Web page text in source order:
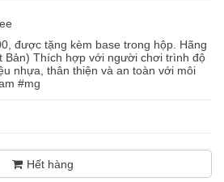
được tặng kèm base trong hộp. Hãng
Bản) Thích hợp với người chơi trình độ
nhựa, thân thiện và an toàn với môi
#mg
Hết hàng